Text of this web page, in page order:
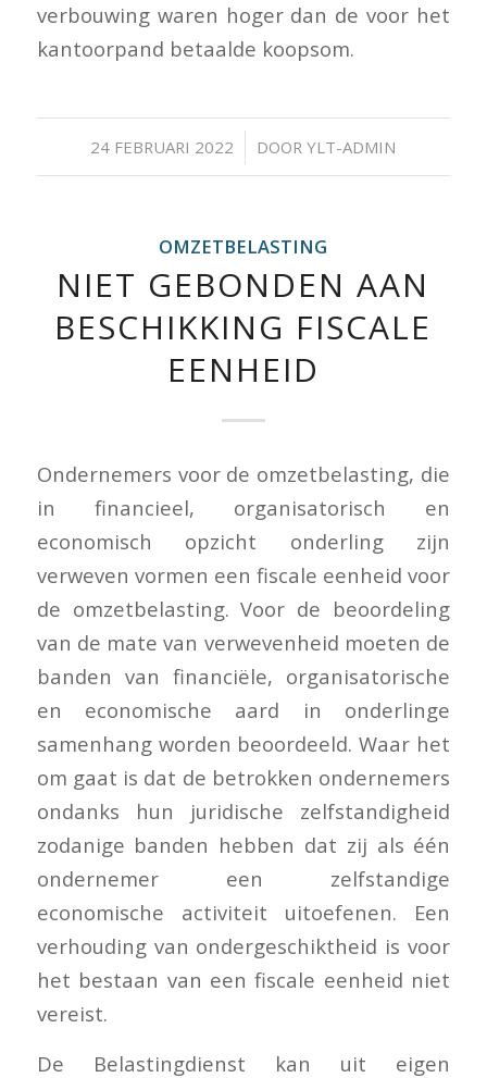
verbouwing waren hoger dan de voor het
kantoorpand betaalde koopsom.
24 FEBRUARI 2022
/ DOORYLT-ADMIN
OMZETBELASTING
NIET GEBONDEN AAN
BESCHIKKING FISCALE
EENHEID
Ondernemers voor de omzetbelasting, die
in financieel, organisatorisch en
economisch opzicht onderling zijn
verweven vormen een fiscale eenheid voor
de omzetbelasting. Voor de beoordeling
van de mate van verwevenheid moeten de
banden van financiële, organisatorische
en economische aard in onderlinge
samenhang worden beoordeeld. Waar het
om gaat is dat de betrokken ondernemers
ondanks hun juridische zelfstandigheid
zodanige banden hebben dat zij als één
ondernemer een zelfstandige
economische activiteit uitoefenen. Een
verhouding van ondergeschiktheid is voor
het bestaan van een fiscale eenheid niet
vereist.
De Belastingdienst kan uit eigen